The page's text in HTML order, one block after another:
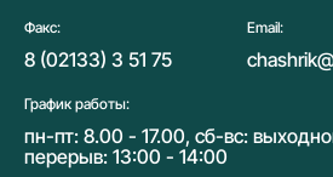
Факс:
8 (02133) 3 51 75
Email:
График работы:
пн-пт: 8.00 - 17.00, сб-вс:
перерыв: 13:00 - 14:00